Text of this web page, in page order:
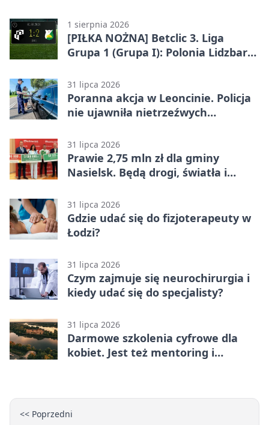
1 sierpnia 2026
[PIŁKA NOŻNA] Betclic 3. Liga
Grupa 1 (Grupa I): Polonia Lidzbark
Mazowiecki 1:2
31 lipca 2026
Poranna akcja w Leoncinie. Policja
nie ujawniła nietrzeźwych
31 lipca 2026
Prawie 2,75 mln zł dla gminy
Nasielsk. Będą drogi, światła i
31 lipca 2026
Gdzie udać się do fizjoterapeuty w
Łodzi?
31 lipca 2026
Czym zajmuje się neurochirurgia i
kiedy udać się do specjalisty?
31 lipca 2026
Darmowe szkolenia cyfrowe dla
kobiet. Jest też mentoring i
<< Poprzedni